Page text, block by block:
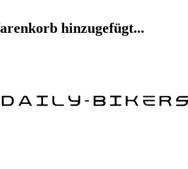
hinzugefügt...